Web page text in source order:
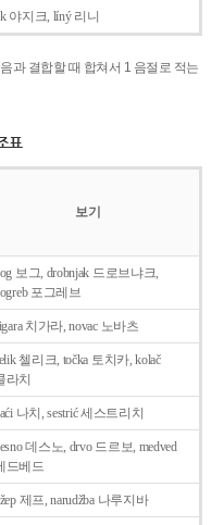
야지크, líný 리니
과 결합할 때 합쳐서 1 음절로 적는
표
보기
보그, drobnjak 드로브냐크,
포그레브
치가라, novac 노바츠
첼리크, točka 토치카, kolač
라치
나치, sestrić 세스트리치
데스노, drvo 드르보, medved
드베드
제프, narudžba 나루지바